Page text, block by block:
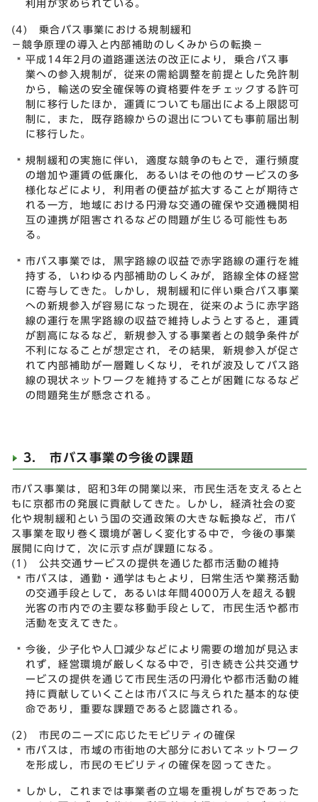
利用が求められている。
(4) 乗合バス事業における規制緩和
－競争原理の導入と内部補助のしくみからの転換－
平成14年2月の道路運送法の改正により，乗合バス事
業への参入規制が，従来の需給調整を前提とした免許制
から，輸送の安全確保等の資格要件をチェックする許可
制に移行したほか，運賃についても届出による上限認可
制に，また，既存路線からの退出についても事前届出制
に移行した。
規制緩和の実施に伴い，適度な競争のもとで，運行頻度
の増加や運賃の低廉化，あるいはその他のサービスの多
様化などにより，利用者の便益が拡大することが期待さ
れる一方，地域における円滑な交通の確保や交通機関相
互の連携が阻害されるなどの問題が生じる可能性もあ
る。
市バス事業では，黒字路線の収益で赤字路線の運行を維
持する，いわゆる内部補助のしくみが，路線全体の経営
に寄与してきた。しかし，規制緩和に伴い乗合バス事業
への新規参入が容易になった現在，従来のように赤字路
線の運行を黒字路線の収益で維持しようとすると，運賃
が割高になるなど，新規参入する事業者との競争条件が
不利になることが想定され，その結果，新規参入が促さ
れて内部補助が一層難しくなり，それが波及してバス路
線の現状ネットワークを維持することが困難になるなど
の問題発生が懸念される。
3. 市バス事業の今後の課題
市バス事業は，昭和3年の開業以来，市民生活を支えるとと
もに京都市の発展に貢献してきた。しかし，経済社会の変
化や規制緩和という国の交通政策の大きな転換など，市バ
ス事業を取り巻く環境が著しく変化する中で，今後の事業
展開に向けて，次に示す点が課題になる。
(1) 公共交通サービスの提供を通じた都市活動の維持
市バスは，通勤・通学はもとより，日常生活や業務活動
の交通手段として，あるいは年間4000万人を超える観
光客の市内での主要な移動手段として，市民生活や都市
活動を支えてきた。
今後，少子化や人口減少などにより需要の増加が見込ま
れず，経営環境が厳しくなる中で，引き続き公共交通サ
ービスの提供を通じて市民生活の円滑化や都市活動の維
持に貢献していくことは市バスに与えられた基本的な使
命であり，重要な課題であると認識される。
(2) 市民のニーズに応じたモビリティの確保
市バスは，市域の市街地の大部分においてネットワーク
を形成し，市民のモビリティの確保を図ってきた。
しかし，これまでは事業者の立場を重視しがちであった